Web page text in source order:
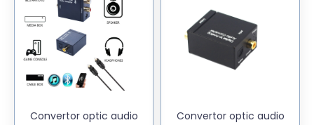
Convertor optic audio
Convertor optic audio